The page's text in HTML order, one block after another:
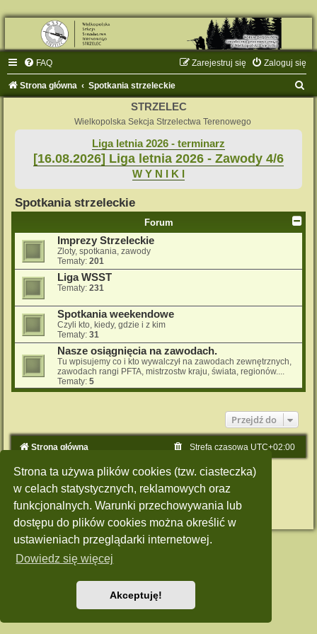
Strona ta używa plików cookies (tzw. ciasteczka)
w celach statystycznych, reklamowych oraz
funkcjonalnych. Warunki przechowywania lub
dostępu do plików cookies można określić w
ustawieniach przeglądarki internetowej.
Dowiedz się więcej
Akceptuję!
FAQ Zaloguj się
Zarejestruj się
Strona główna Spotkania strzeleckie
STRZELEC
Wielkopolska Sekcja Strzelectwa Terenowego
Liga letnia 2026 - terminarz
[16.08.2026] Liga letnia 2026 - Zawody 4/6
W Y N I K I
Spotkania strzeleckie
Forum
Imprezy Strzeleckie
Zloty, spotkania, zawody
Tematy: 201
Liga WSST
Tematy: 231
Spotkania weekendowe
Czyli kto, kiedy, gdzie i z kim
Tematy: 31
Nasze osiągnięcia na zawodach.
Tu wpisujemy co i kto wywalczył na zawodach zewnętrznych,
zawodach rangi PFTA, mistrzostw kraju, świata, regionów....
Tematy: 5
Przejdź do
Strona główna Strefa czasowa UTC+02:00
Technologię dostarcza phpBB® Forum Software © phpBB Limited
Polski pakiet językowy dostarcza phpBB.pl
Style: Green-Style by Joyce&Luna phpBB-Style-Design
Zasady ochrony danych osobowych
|Regulamin